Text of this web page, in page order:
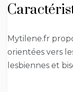
Mytilene.fr
orientées vers
lesbiennes et